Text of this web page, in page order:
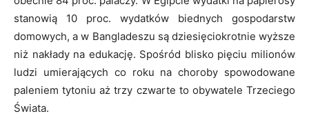
stanowią 10 proc. wydatków biednych gospodarstw
domowych, a w Bangladeszu są dziesięciokrotnie wyższe
niż nakłady na edukację. Spośród blisko pięciu milionów
ludzi umierających co roku na choroby spowodowane
paleniem tytoniu aż trzy czwarte to obywatele Trzeciego
Świata.